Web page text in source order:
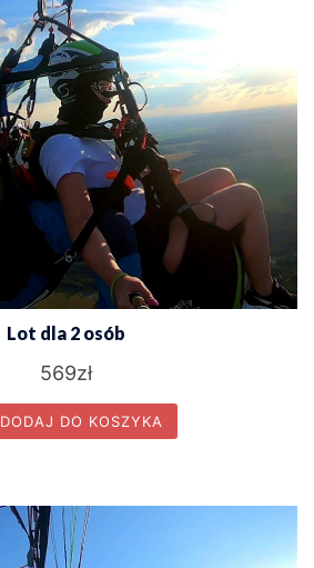
Lot dla 2 osób
569zł
DODAJ DO KOSZYKA